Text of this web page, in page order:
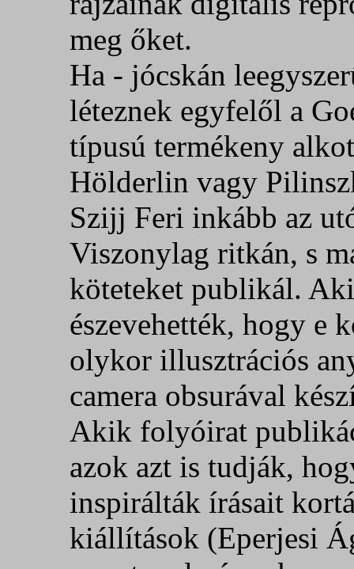
meg őket.
Ha - jócskán
léteznek egyfelől a
típusú termékeny
Hölderlin vagy
Szijj Feri inkább az
Viszonylag ritkán, s
köteteket publikál.
észevehették, hogy e
olykor illusztrációs
camera obsurával
Akik folyóirat
azok azt is tudják,
inspirálták írásait
kiállítások (Eperjesi